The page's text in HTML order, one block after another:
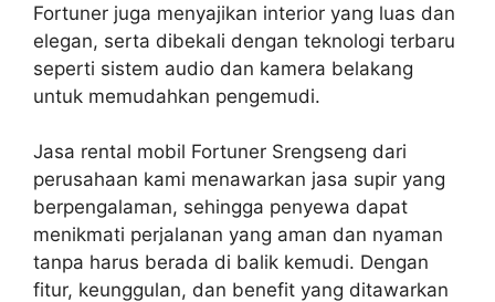
Fortuner juga menyajikan interior yang luas dan
elegan, serta dibekali dengan teknologi terbaru
seperti sistem audio dan kamera belakang
untuk memudahkan pengemudi.
Jasa rental mobil Fortuner Srengseng dari
perusahaan kami menawarkan jasa supir yang
berpengalaman, sehingga penyewa dapat
menikmati perjalanan yang aman dan nyaman
tanpa harus berada di balik kemudi. Dengan
fitur, keunggulan, dan benefit yang ditawarkan